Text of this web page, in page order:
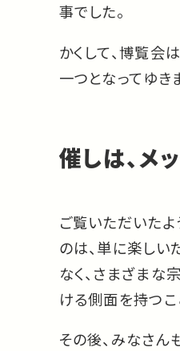
事でした。
かくして、博覧会
一つとなってゆき
催しは、メ
ご覧いただいたよ
のは、単に楽し
なく、さまざまな
ける側面を持つこ
その後、みなさん